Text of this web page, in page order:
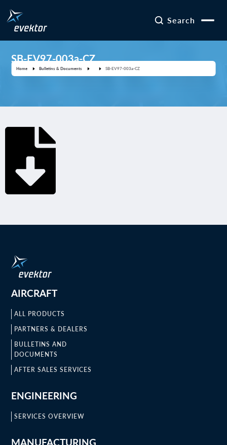
Search
SB-EV97-003a-CZ
Home Bulletins & Documents SB-EV97-003a-CZ
AIRCRAFT
ALL PRODUCTS
PARTNERS & DEALERS
BULLETINS AND
DOCUMENTS
AFTER SALES SERVICES
ENGINEERING
SERVICES OVERVIEW
MANUFACTURING